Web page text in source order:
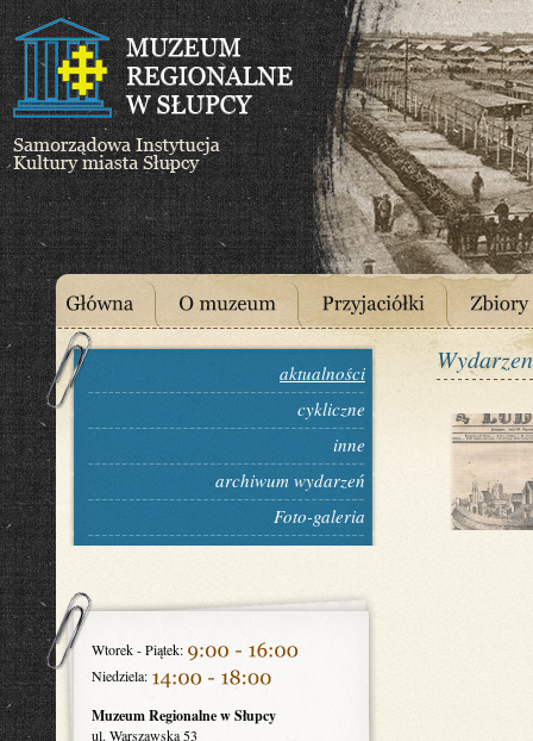
aktualności
cykliczne
inne
archiwum wydarzeń
Foto-galeria
Wtorek - Piątek:
Niedziela:
Muzeum Regionalne w Słupcy
ul. Warszawska 53